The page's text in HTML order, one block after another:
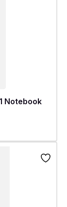
Notebook